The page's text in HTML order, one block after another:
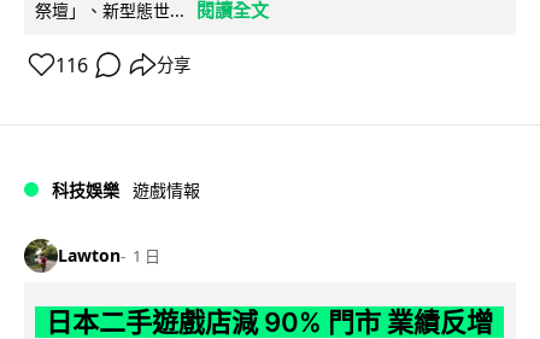
祭壇」、新型態世...
閱讀全文
116 分享
科技娛樂 遊戲情報
Lawton 1 日
日本二手遊戲店減 90% 門市 業績反增